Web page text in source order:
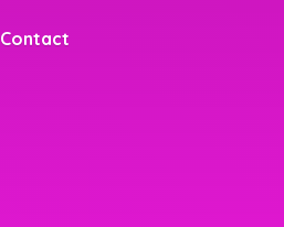
Contact